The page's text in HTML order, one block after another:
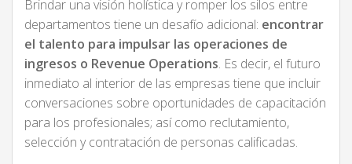
Brindar una visión holística y romper los silos entre
departamentos tiene un desafío adicional: encontrar
el talento para impulsar las operaciones de
ingresos o Revenue Operations. Es decir, el futuro
inmediato al interior de las empresas tiene que incluir
conversaciones sobre oportunidades de capacitación
para los profesionales; así como reclutamiento,
selección y contratación de personas calificadas.